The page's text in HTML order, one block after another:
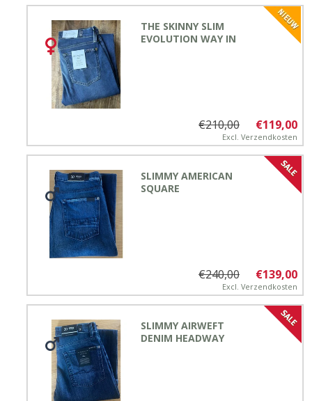
THE SKINNY SLIM
EVOLUTION WAY IN
€119,00
€210,00
Excl. Verzendkosten
SLIMMY AMERICAN
SQUARE
€139,00
€240,00
Excl. Verzendkosten
SLIMMY AIRWEFT
DENIM HEADWAY